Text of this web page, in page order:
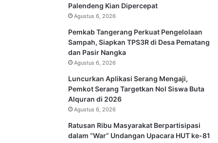
Palendeng Kian Dipercepat
Agustus 6, 2026
Pemkab Tangerang Perkuat Pengelolaan
Sampah, Siapkan TPS3R di Desa Pematang
dan Pasir Nangka
Agustus 6, 2026
Luncurkan Aplikasi Serang Mengaji,
Pemkot Serang Targetkan Nol Siswa Buta
Alquran di 2026
Agustus 6, 2026
Ratusan Ribu Masyarakat Berpartisipasi
dalam “War” Undangan Upacara HUT ke-81